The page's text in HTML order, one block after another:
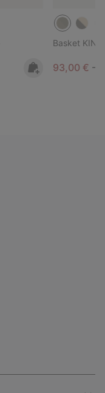
Basket
Minimum
93,00 € -